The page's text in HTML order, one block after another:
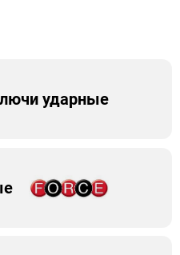
ударные